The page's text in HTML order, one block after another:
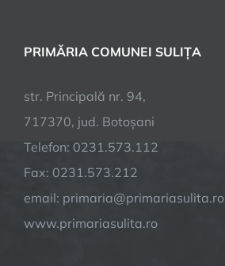
PRIMĂRIA COMUNEI SULIȚA
str. Principală nr. 94,
717370, jud. Botoșani
Telefon: 0231.573.112
Fax: 0231.573.212
email: primaria@primariasulita.ro
www.primariasulita.ro